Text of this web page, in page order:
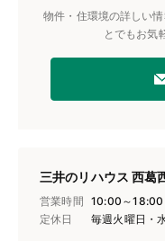
物件・住環境の詳しい
とでもお気
三井のリハウス 西葛
営業時間 10:00～18:00
定休日
毎週火曜日・